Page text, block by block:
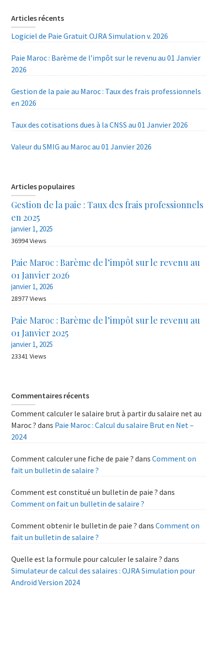
Articles récents
Logiciel de Paie Gratuit OJRA Simulation v. 2026
Paie Maroc : Barème de l’impôt sur le revenu au 01 Janvier
2026
Gestion de la paie au Maroc : Taux des frais professionnels
en 2026
Taux des cotisations dues à la CNSS au 01 Janvier 2026
Valeur du SMIG au Maroc au 01 Janvier 2026
Articles populaires
Gestion de la paie : Taux des frais professionnels
en 2025
janvier 1, 2025
36994 Views
Paie Maroc : Barème de l’impôt sur le revenu au
01 Janvier 2026
janvier 1, 2026
28977 Views
Paie Maroc : Barème de l’impôt sur le revenu au
01 Janvier 2025
janvier 1, 2025
23341 Views
Commentaires récents
Comment calculer le salaire brut à partir du salaire net au
Maroc ? dans Paie Maroc : Calcul du salaire Brut en Net –
2024
Comment calculer une fiche de paie ? dans Comment on
fait un bulletin de salaire ?
Comment est constitué un bulletin de paie ? dans
Comment on fait un bulletin de salaire ?
Comment obtenir le bulletin de paie ? dans Comment on
fait un bulletin de salaire ?
Quelle est la formule pour calculer le salaire ? dans
Simulateur de calcul des salaires : OJRA Simulation pour
Android Version 2024